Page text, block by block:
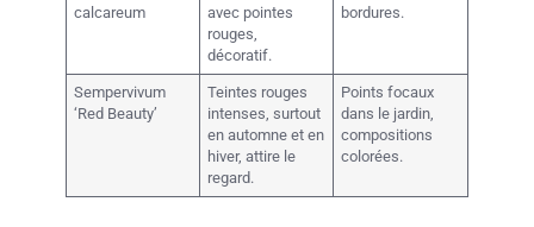
calcareum
avec pointes
rouges,
décoratif.
bordures.
Sempervivum
‘Red Beauty’
Teintes rouges
intenses, surtout
en automne et en
hiver, attire le
regard.
Points focaux
dans le jardin,
compositions
colorées.